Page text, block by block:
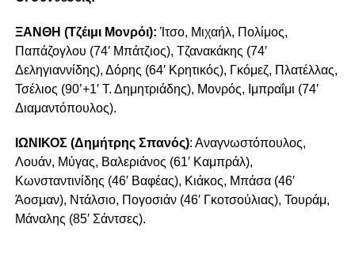
ΞΑΝΘΗ (Τζέιμι Μονρόι):Ίτσο, Μιχαήλ, Πολίμος,
Παπάζογλου (74′ Μπάτζιος), Τζανακάκης (74′
Δεληγιαννίδης), Δόρης (64′ Κρητικός), Γκόμεζ, Πλατέλλας,
Τσέλιος (90’+1′ Τ. Δημητριάδης), Μονρός, Ιμπραΐμι (74′
Διαμαντόπουλος).
ΙΩΝΙΚΟΣ (Δημήτρης Σπανός): Αναγνωστόπουλος,
Λουάν, Μύγας, Βαλεριάνος (61′ Καμπράλ),
Κωνσταντινίδης (46′ Βαφέας), Κιάκος, Μπάσα (46′
Άοσμαν), Ντάλσιο, Πογοσιάν (46′ Γκοτσούλιας), Τουράμ,
Μάναλης (85′ Σάντσες).